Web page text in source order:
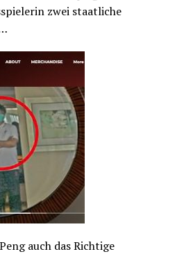
zwei staatliche
auch das Richtige